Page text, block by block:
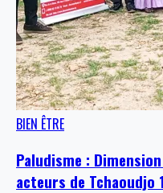
BIEN ÊTRE
Paludisme :
acteurs de Tchaoudjo 1